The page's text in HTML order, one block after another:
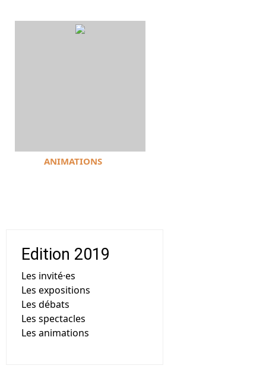
ANIMATIONS
Edition 2019
Les invité·es
Les expositions
Les débats
Les spectacles
Les animations